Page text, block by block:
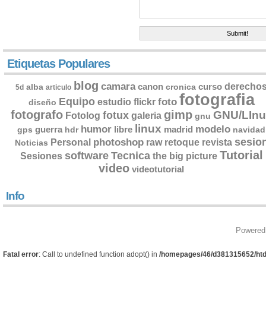
Etiquetas Populares
5d alba articulo blog camara canon cronica curso
diseño Equipo estudio flickr foto fotografia
fotografo Fotolog fotux galeria gimp gnu GNU/
gps guerra hdr humor libre linux madrid modelo navidad
Noticias Personal photoshop raw retoque revista
Sesiones software Tecnica the big picture Tutorial
video videotutorial
Info
Fatal error: Call to undefined function adopt() in /homepages/46/d381315652/